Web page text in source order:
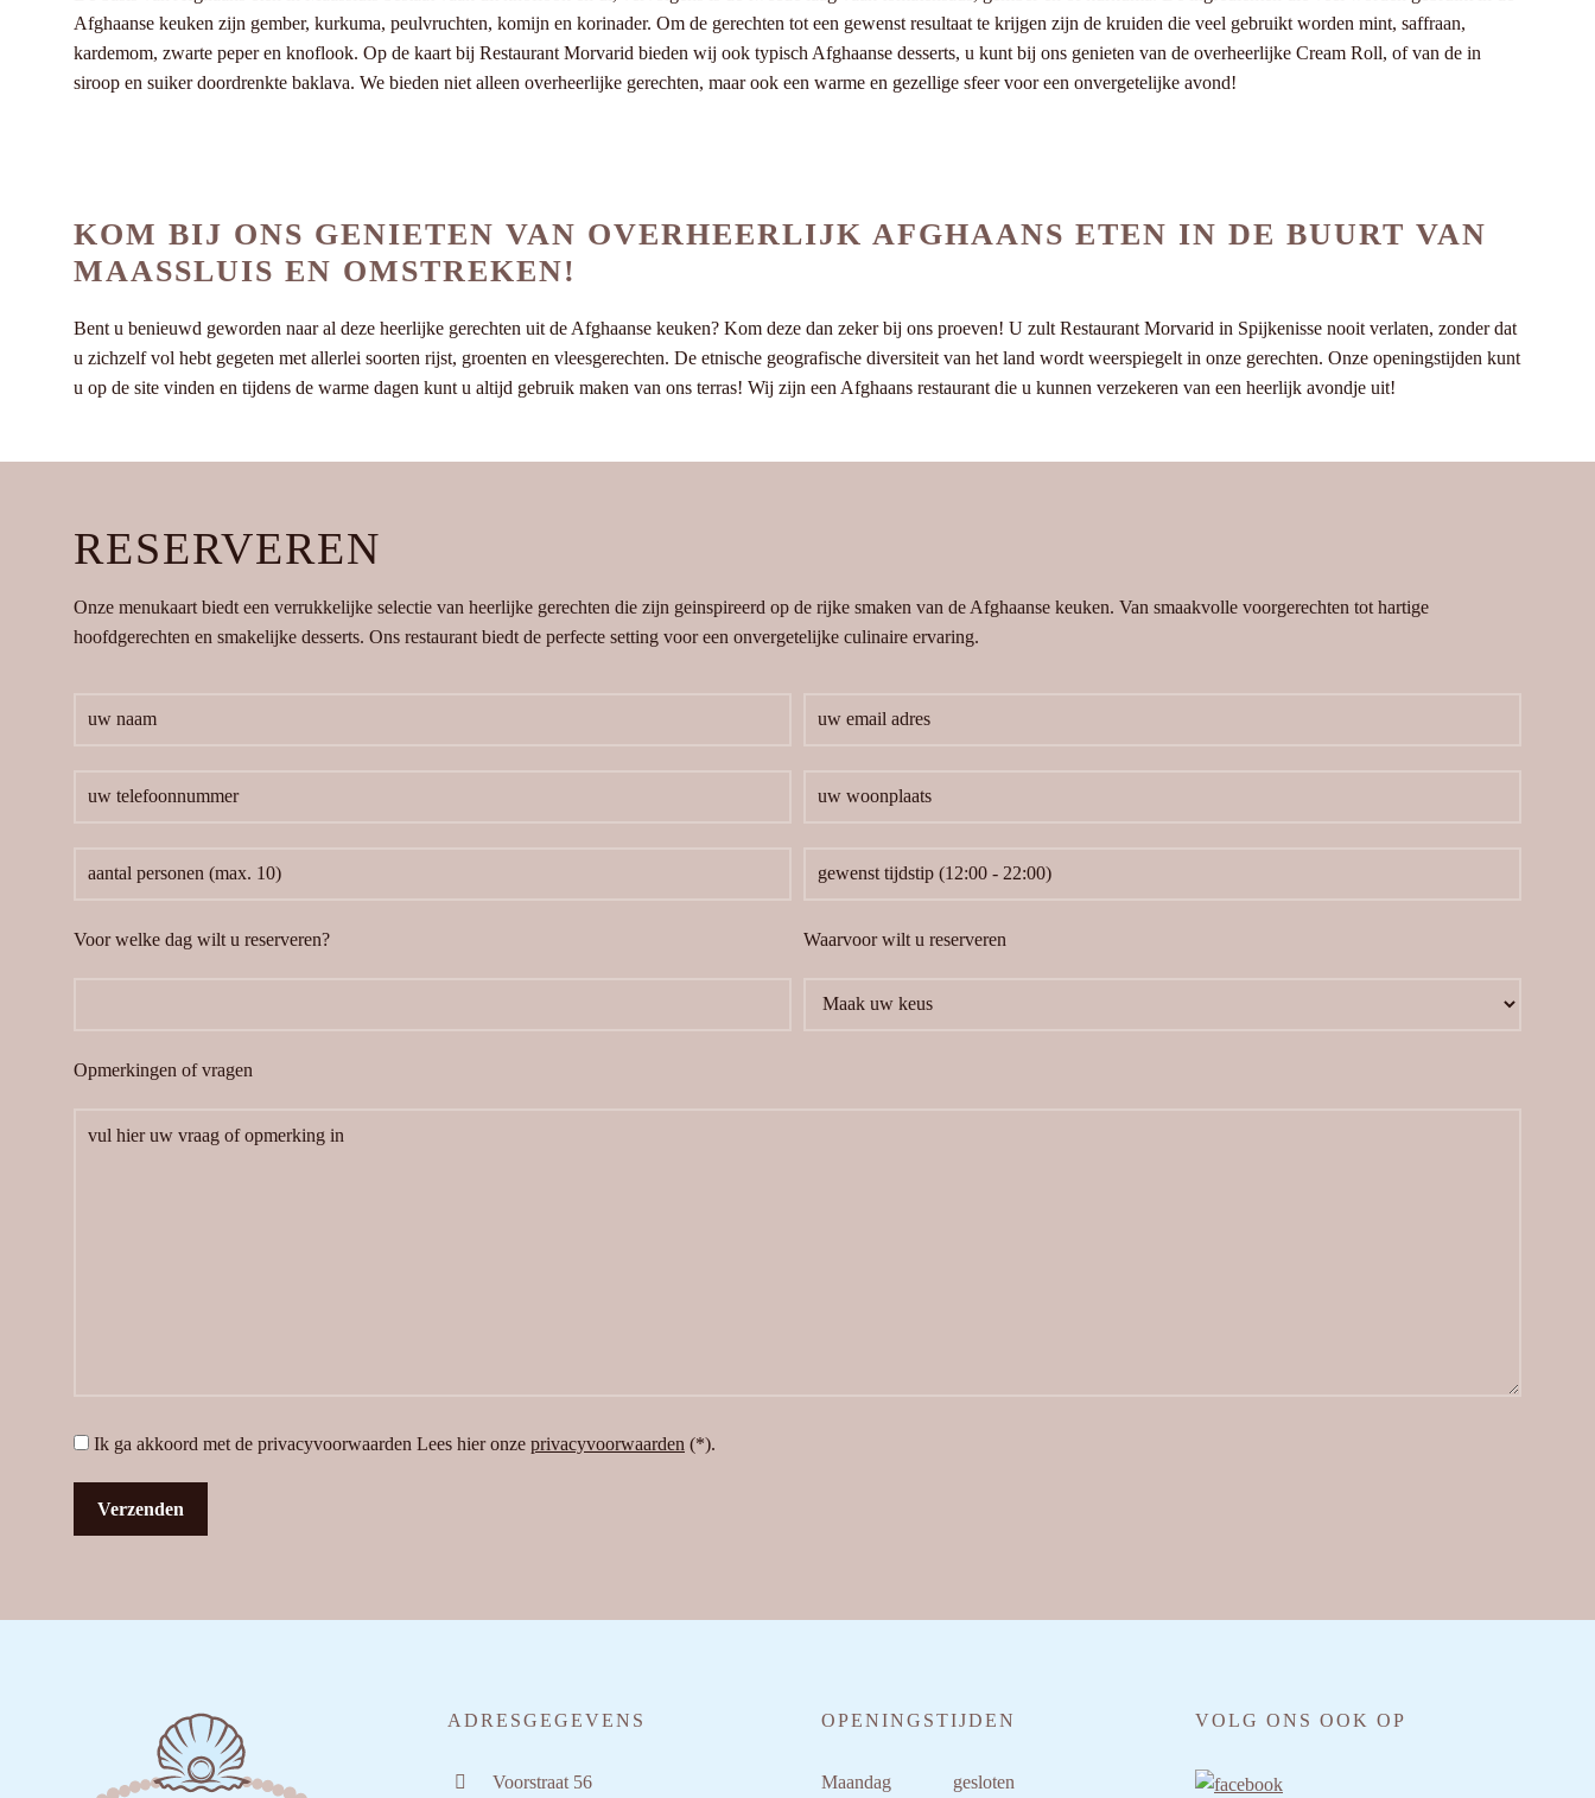
Afghaanse keuken zijn gember, kurkuma, peulvruchten, komijn en korinader. Om de gerechten tot een gewenst resultaat te krijgen zijn de kruiden die veel gebruikt worden mint, saffraan,
kardemom, zwarte peper en knoflook. Op de kaart bij Restaurant Morvarid bieden wij ook typisch Afghaanse desserts, u kunt bij ons genieten van de overheerlijke Cream Roll, of van de in
siroop en suiker doordrenkte baklava. We bieden niet alleen overheerlijke gerechten, maar ook een warme en gezellige sfeer voor een onvergetelijke avond!
KOM BIJ ONS GENIETEN VAN OVERHEERLIJK AFGHAANS ETEN IN DE BUURT VAN
MAASSLUIS EN OMSTREKEN!
Bent u benieuwd geworden naar al deze heerlijke gerechten uit de Afghaanse keuken? Kom deze dan zeker bij ons proeven! U zult Restaurant Morvarid in Spijkenisse nooit verlaten, zonder dat
u zichzelf vol hebt gegeten met allerlei soorten rijst, groenten en vleesgerechten. De etnische geografische diversiteit van het land wordt weerspiegelt in onze gerechten. Onze openingstijden kunt
u op de site vinden en tijdens de warme dagen kunt u altijd gebruik maken van ons terras! Wij zijn een Afghaans restaurant die u kunnen verzekeren van een heerlijk avondje uit!
RESERVEREN
Onze menukaart biedt een verrukkelijke selectie van heerlijke gerechten die zijn geinspireerd op de rijke smaken van de Afghaanse keuken. Van smaakvolle voorgerechten tot hartige
hoofdgerechten en smakelijke desserts. Ons restaurant biedt de perfecte setting voor een onvergetelijke culinaire ervaring.
Voor welke dag wilt u reserveren? Waarvoor wilt u reserveren
Opmerkingen of vragen
Ik ga akkoord met de privacyvoorwaarden Lees hier onze privacyvoorwaarden (*).
ADRESGEGEVENS
Voorstraat 56
OPENINGSTIJDEN
Maandag gesloten
VOLG ONS OOK OP